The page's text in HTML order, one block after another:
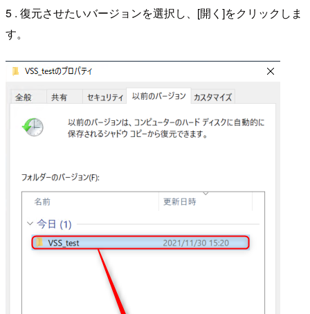
5 . 復元させたいバージョンを選択し、[開く]をクリックしま
す。